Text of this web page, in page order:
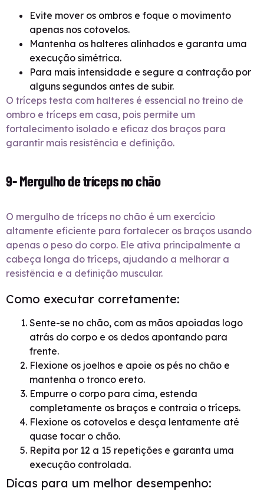
Evite mover os ombros e foque o movimento
apenas nos cotovelos.
Mantenha os halteres alinhados e garanta uma
execução simétrica.
Para mais intensidade e segure a contração por
alguns segundos antes de subir.
O tríceps testa com halteres é essencial no treino de
ombro e tríceps em casa, pois permite um
fortalecimento isolado e eficaz dos braços para
garantir mais resistência e definição.
9- Mergulho de tríceps no chão
O mergulho de tríceps no chão é um exercício
altamente eficiente para fortalecer os braços usando
apenas o peso do corpo. Ele ativa principalmente a
cabeça longa do tríceps, ajudando a melhorar a
resistência e a definição muscular.
Como executar corretamente:
Sente-se no chão, com as mãos apoiadas logo
atrás do corpo e os dedos apontando para
frente.
Flexione os joelhos e apoie os pés no chão e
mantenha o tronco ereto.
Empurre o corpo para cima, estenda
completamente os braços e contraia o tríceps.
Flexione os cotovelos e desça lentamente até
quase tocar o chão.
Repita por 12 a 15 repetições e garanta uma
execução controlada.
Dicas para um melhor desempenho: